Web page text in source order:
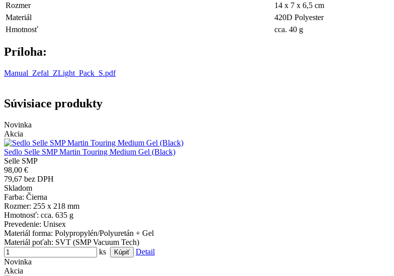
Rozmer
14 x 7 x 6,5 cm
Materiál
420D Polyester
Hmotnosť
cca. 40 g
Príloha:
Manual_Zefal_ZLight_Pack_S.pdf
Súvisiace produkty
Novinka
Akcia
Sedlo Selle SMP Martin Touring Medium Gel (Black)
Selle SMP
98,00 €
79,67 bez DPH
Skladom
Farba: Čierna
Rozmer: 255 x 218 mm
Hmotnosť: cca. 635 g
Prevedenie: Unisex
Materiál forma: Polypropylén/Polyuretán + Gel
Materiál poťah: SVT (SMP Vacuum Tech)
ks
Detail
Novinka
Akcia